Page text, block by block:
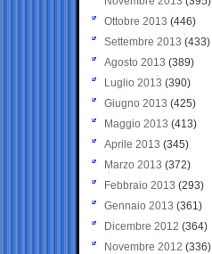
Ottobre 2013 (446)
Settembre 2013 (433)
Agosto 2013 (389)
Luglio 2013 (390)
Giugno 2013 (425)
Maggio 2013 (413)
Aprile 2013 (345)
Marzo 2013 (372)
Febbraio 2013 (293)
Gennaio 2013 (361)
Dicembre 2012 (364)
Novembre 2012 (336)